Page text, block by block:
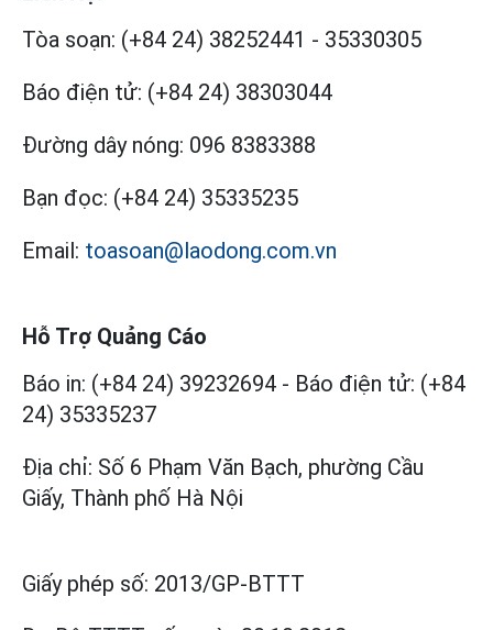
Tòa soạn: (+84 24) 38252441 - 35330305
Báo điện tử: (+84 24) 38303044
Đường dây nóng: 096 8383388
Bạn đọc: (+84 24) 35335235
Email: toasoan@laodong.com.vn
Hỗ Trợ Quảng Cáo
Báo in: (+84 24) 39232694 - Báo điện tử: (+84
24) 35335237
Địa chỉ: Số 6 Phạm Văn Bạch, phường Cầu
Giấy, Thành phố Hà Nội
Giấy phép số: 2013/GP-BTTT